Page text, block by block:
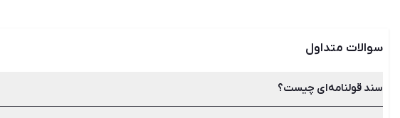
سوالات متداول
سند قولنامه‌ای چیست؟